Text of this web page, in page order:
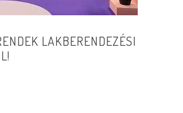
LAKBERENDEZÉSI